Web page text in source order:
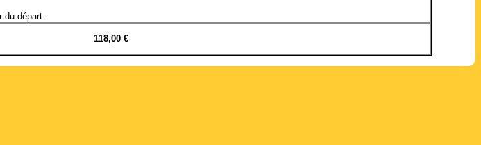
du départ.
118,00 €